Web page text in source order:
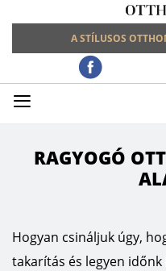
A STÍLUSOS
≡
RAGYOGÓ
Hogyan csináljuk úgy,
takarítás és legyen